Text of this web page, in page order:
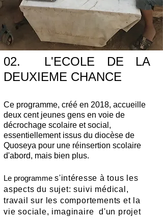
02. L'ECOLE DE LA
DEUXIEME CHANCE
Ce programme, créé en 2018, accueille
deux cent jeunes gens en voie de
décrochage scolaire et social,
essentiellement issus du diocèse de
Quoseya pour une réinsertion scolaire
d'abord, mais bien plus.
Le programme s'intéresse à tous les
aspects du sujet: suivi médical,
travailsur les comportements et la
vie sociale, imaginaire d'un projet